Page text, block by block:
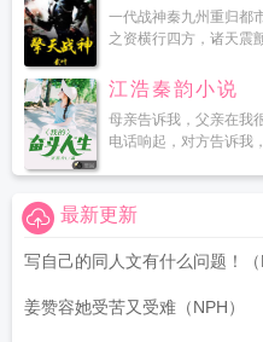
一代战神秦九州重归都
之资横行四方，诸天震
江浩秦韵小说
母亲告诉我，父亲在我
电话响起，对方告诉我
最新更新
写自己的同人文有什么问题！（
姜赞容她受苦又受难（NPH）